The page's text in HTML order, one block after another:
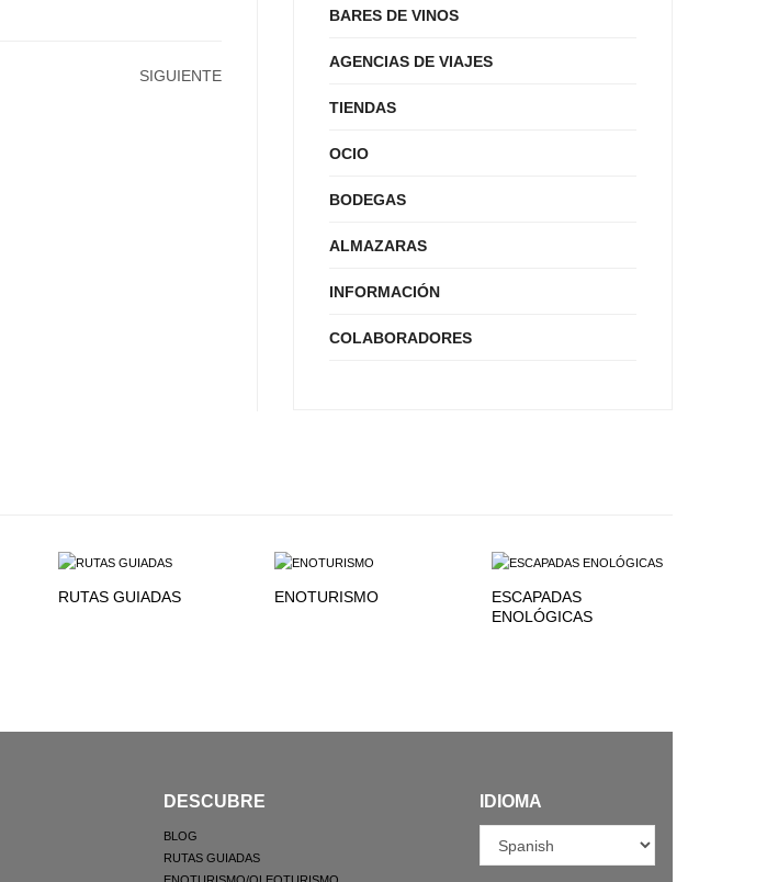
SIGUIENTE
BARES DE VINOS
AGENCIAS DE VIAJES
TIENDAS
OCIO
BODEGAS
ALMAZARAS
INFORMACIÓN
COLABORADORES
RUTAS GUIADAS ENOTURISMO
ESCAPADAS
ENOLÓGICAS
DESCUBRE
BLOG
RUTAS GUIADAS
IDIOMA